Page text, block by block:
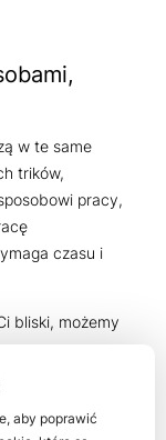
w te same
trików,
pracy,
czasu i
bliski, możemy
aby poprawić